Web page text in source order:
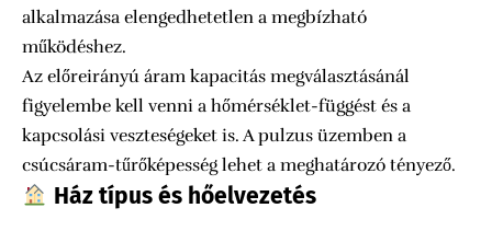
alkalmazása elengedhetetlen a megbízható
működéshez.
Az előreirányú áram kapacitás megválasztásánál
figyelembe kell venni a hőmérséklet-függést és a
kapcsolási veszteségeket is. A pulzus üzemben a
csúcsáram-tűrőképesség lehet a meghatározó tényező.
Ház típus és hőelvezetés